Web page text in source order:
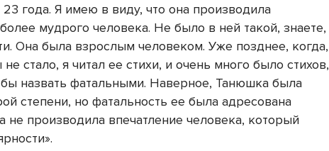
года. Я имею в виду, что она производила
мудрого человека. Не было в ней такой, знаете,
Она была взрослым человеком. Уже позднее, когда,
стало, я читал ее стихи, и очень много было стихов,
назвать фатальными. Наверное, Танюшка была
степени, но фатальность ее была адресована
не производила впечатление человека, который